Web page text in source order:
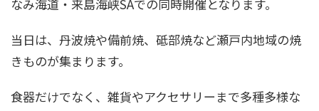
なみ海道・来島海峡SAでの同時開催となります。
当日は、丹波焼や備前焼、砥部焼など瀬戸内地域の焼
きものが集まります。
食器だけでなく、雑貨やアクセサリーまで多種多様な